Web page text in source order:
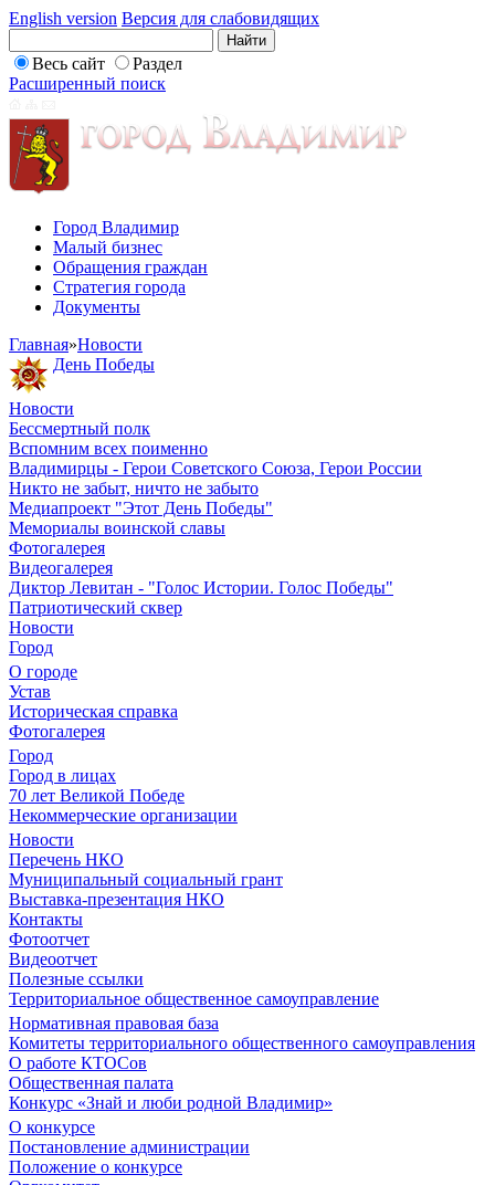
English version Версия для слабовидящих
Весь сайт
Раздел
Расширенный поиск
Город Владимир
Малый бизнес
Обращения граждан
Стратегия города
Документы
Главная»Новости
День Победы
Новости
Бессмертный полк
Вспомним всех поименно
Владимирцы - Герои Советского Союза, Герои России
Никто не забыт, ничто не забыто
Медиапроект "Этот День Победы"
Мемориалы воинской славы
Фотогалерея
Видеогалерея
Диктор Левитан - "Голос Истории. Голос Победы"
Патриотический сквер
Новости
Город
О городе
Устав
Историческая справка
Фотогалерея
Город
Город в лицах
70 лет Великой Победе
Некоммерческие организации
Новости
Перечень НКО
Муниципальный социальный грант
Выставка-презентация НКО
Контакты
Фотоотчет
Видеоотчет
Полезные ссылки
Территориальное общественное самоуправление
Нормативная правовая база
Комитеты территориального общественного самоуправления
О работе КТОСов
Общественная палата
Конкурс «Знай и люби родной Владимир»
О конкурсе
Постановление администрации
Положение о конкурсе